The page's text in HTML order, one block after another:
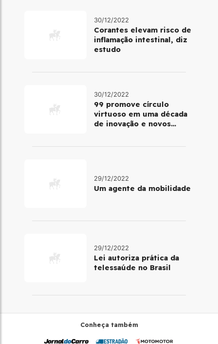
30/12/2022
Corantes elevam risco de
inflamação intestinal, diz
estudo
30/12/2022
99 promove círculo
virtuoso em uma década
de inovação e novos
29/12/2022
Um agente da mobilidade
29/12/2022
Lei autoriza prática da
telessaúde no Brasil
Conheça também